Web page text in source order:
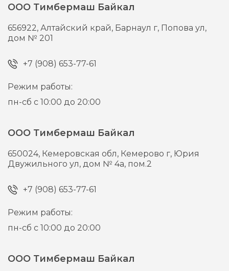
ООО Тимбермаш Байкал
656922,Алтайский край, Барнаул г, Попова ул,
дом № 201
+7 (908) 653-77-61
Режим работы:
пн-сб с 10:00 до 20:00
ООО Тимбермаш Байкал
650024, Кемеровская обл, Кемерово г, Юрия
Двужильного ул, дом № 4а, пом.2
+7 (908) 653-77-61
Режим работы:
пн-сб с 10:00 до 20:00
ООО Тимбермаш Байкал